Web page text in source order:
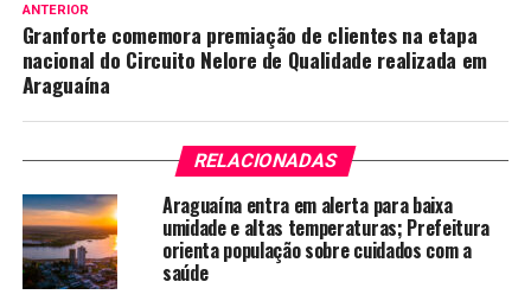
ANTERIOR
Granforte comemora premiação de clientes na etapa
nacional do Circuito Nelore de Qualidade realizada em
Araguaína
RELACIONADAS
Araguaína entra em alerta para baixa
umidade e altas temperaturas; Prefeitura
orienta população sobre cuidados com a
saúde